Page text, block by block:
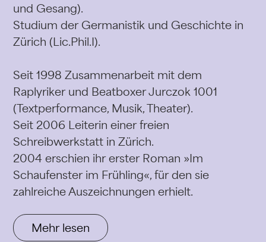
und Gesang).
Studium der Germanistik und Geschichte in
Zürich (Lic.Phil.I).
Seit 1998 Zusammenarbeit mit dem
Raplyriker und Beatboxer Jurczok 1001
(Textperformance, Musik, Theater).
Seit 2006 Leiterin einer freien
Schreibwerkstatt in Zürich.
2004 erschien ihr erster Roman »Im
Schaufenster im Frühling«, für den sie
zahlreiche Auszeichnungen erhielt.
Mehr lesen